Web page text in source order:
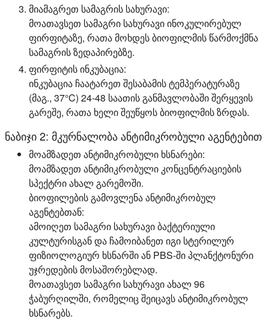
მიამაგრეთ სამაგრის სახურავი:
მოათავსეთ სამაგრი სახურავი ინოკულირებულ
ფირფიტაზე, რათა მოხდეს ბიოფილმის წარმოქმნა
სამაგრის ზედაპირებზე.
ფირფიტის ინკუბაცია:
ინკუბაცია ჩაატარეთ შესაბამის ტემპერატურაზე
(მაგ., 37°C) 24-48 საათის განმავლობაში შერყევის
გარეშე, რათა ხელი შეუწყოს ბიოფილმის ზრდას.
ნაბიჯი 2: მკურნალობა ანტიმიკრობული აგენტებით
მოამზადეთ ანტიმიკრობული ხსნარები:
მოამზადეთ ანტიმიკრობული კონცენტრაციების
სპექტრი ახალ გარემოში.
ბიოფილების გამოვლენა ანტიმიკრობულ
აგენტებთან:
ამოიღეთ სამაგრი სახურავი ბაქტერიული
კულტურისგან და ჩამოიბანეთ იგი სტერილურ
ფიზიოლოგიურ ხსნარში ან PBS-ში პლანქტონური
უჯრედების მოსაშორებლად.
მოათავსეთ სამაგრი სახურავი ახალ 96
ჭაბურღილში, რომელიც შეიცავს ანტიმიკრობულ
ხსნარებს.